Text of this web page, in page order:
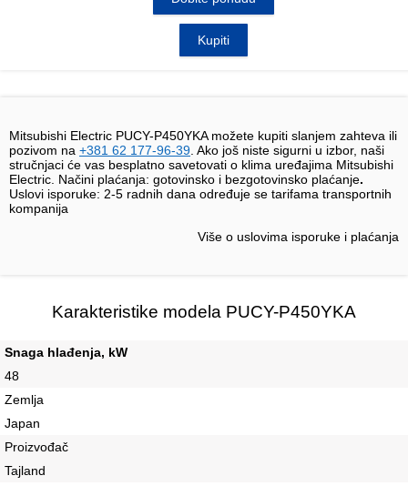
Kupiti
Mitsubishi Electric PUCY-P450YKA možete kupiti slanjem zahteva ili
pozivom na +381 62 177-96-39. Ako još niste sigurni u izbor, naši
stručnjaci će vas besplatno savetovati o klima uređajima Mitsubishi
Electric. Načini plaćanja: gotovinsko i bezgotovinsko plaćanje.
Uslovi isporuke: 2-5 radnih dana određuje se tarifama transportnih
kompanija
Više o uslovima isporuke i plaćanja
Karakteristike modela PUCY-P450YKA
Snaga hlađenja, kW
48
Zemlja
Japan
Proizvođač
Tajland